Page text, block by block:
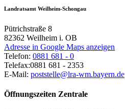
Landratsamt Weilheim-Schongau
Pütrichstraße 8
82362 Weilheim i. OB
Adresse in Google Maps anzeigen
Telefon: 0881 681 - 0
Telefax:0881 681 - 2353
E-Mail: poststelle@lra-wm.bayern.de
Öffnungszeiten Zentrale